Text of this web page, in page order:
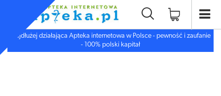
Najdłużej działająca Apteka internetowa w Polsce - pewność i zaufanie
- 100% polski kapitał